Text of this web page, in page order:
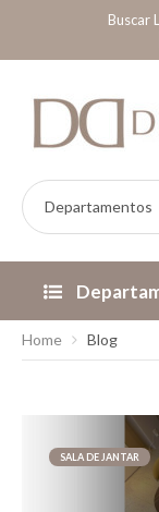
Buscar
Home Blog
SALA DE JANTAR